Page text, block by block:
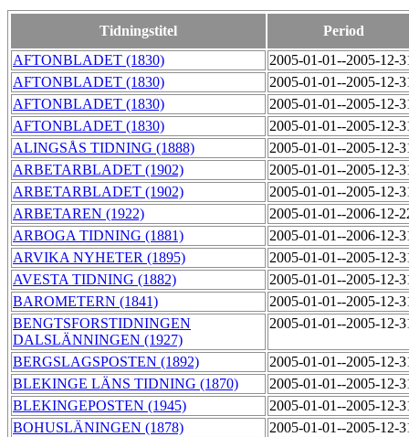
Tidningstitel
Period
AFTONBLADET (1830)
2005-01-01--2005-12-
AFTONBLADET (1830)
2005-01-01--2005-12-
AFTONBLADET (1830)
2005-01-01--2005-12-
AFTONBLADET (1830)
2005-01-01--2005-12-
ALINGSÅS TIDNING (1888)
2005-01-01--2005-12-
ARBETARBLADET (1902)
2005-01-01--2005-12-
ARBETARBLADET (1902)
2005-01-01--2005-12-
ARBETAREN (1922)
2005-01-01--2006-12-
ARBOGA TIDNING (1881)
2005-01-01--2006-12-
ARVIKA NYHETER (1895)
2005-01-01--2005-12-
AVESTA TIDNING (1882)
2005-01-01--2005-12-
BAROMETERN (1841)
2005-01-01--2005-12-
BENGTSFORSTIDNINGEN
DALSLÄNNINGEN (1927)
2005-01-01--2005-12-
BERGSLAGSPOSTEN (1892)
2005-01-01--2005-12-
BLEKINGE LÄNS TIDNING (1870)
2005-01-01--2005-12-
BLEKINGEPOSTEN (1945)
2005-01-01--2005-12-
BOHUSLÄNINGEN (1878)
2005-01-01--2005-12-